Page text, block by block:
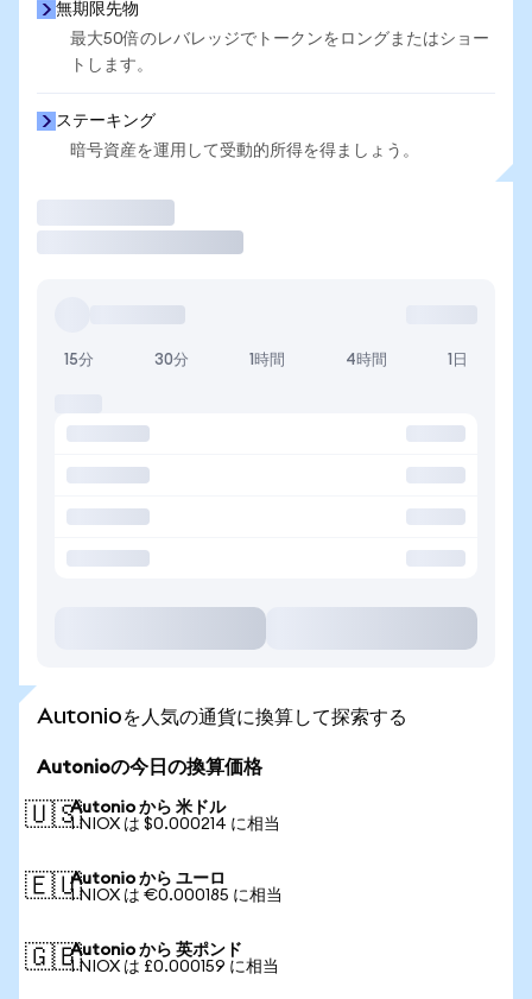
無期限先物
最大50倍のレバレッジでトークンをロングまたはショー
トします。
ステーキング
暗号資産を運用して受動的所得を得ましょう。
15分 30分 1時間 4時間 1日
Autonioを人気の通貨に換算して探索する
Autonioの今日の換算価格
🇺🇸Autonio から 米ドル
1 NIOX は $0.000214 に相当
🇪🇺Autonio から ユーロ
1 NIOX は €0.000185 に相当
🇬🇧Autonio から 英ポンド
1 NIOX は £0.000159 に相当